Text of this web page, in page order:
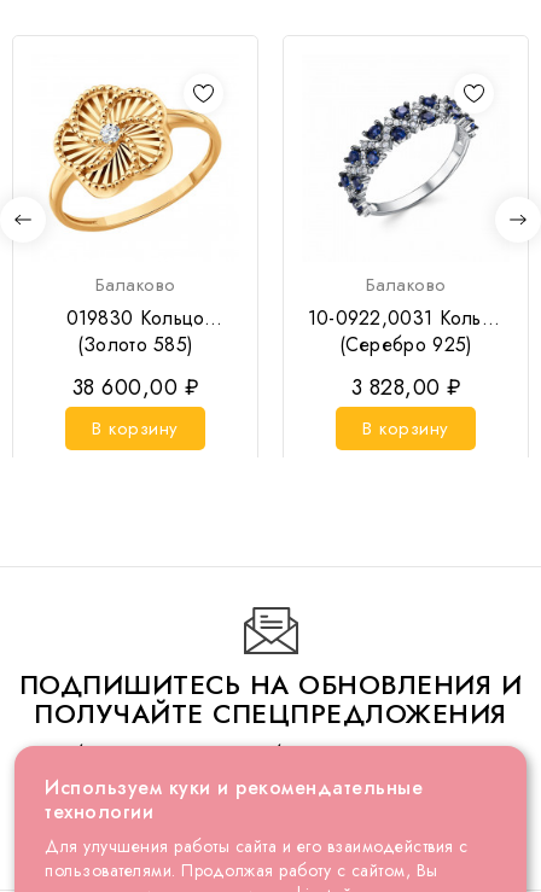
Используем куки и рекомендательные
технологии
Для улучшения работы сайта и его взаимодействия с
пользователями. Продолжая работу с сайтом, Вы
Балаково
019830 Кольцо
(Золото 585)
38 600,00 ₽
В корзину
Балаково
10-0922,0031 Кольцо
(Серебро 925)
3 828,00 ₽
В корзину
ПОДПИШИТЕСЬ НА ОБНОВЛЕНИЯ И
ПОЛУЧАЙТЕ СПЕЦПРЕДЛОЖЕНИЯ
Не беспокойтесь, мы не будем присылать письма
слишком часто